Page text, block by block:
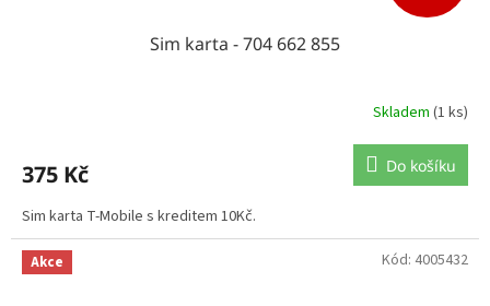
Sim karta - 704 662 855
Skladem (1 ks)
375 Kč Do košíku
Sim karta T-Mobile s kreditem 10Kč.
Akce Kód: 4005432